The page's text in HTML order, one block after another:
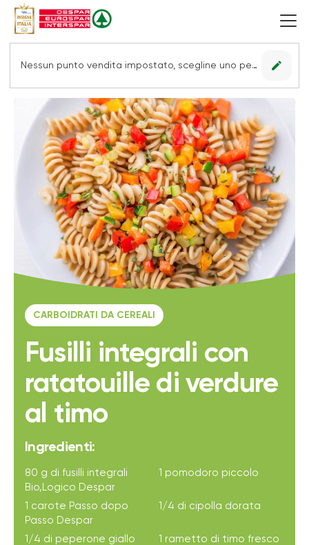
Nessun punto vendita impostato, scegline uno per vedere le offerte. edit
CARBOIDRATI DA CEREALI
Fusilli integrali con
ratatouille di verdure
al timo
Ingredienti:
80 g di fusilli integrali
Bio,Logico Despar
1 pomodoro piccolo
1 carote Passo dopo
Passo Despar
1/4 di cipolla dorata
1/4 di peperone giallo
1 rametto di timo fresco